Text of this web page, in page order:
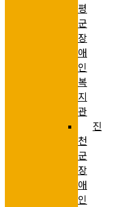
평
군
장
애
인
복
지
관
진
천
군
장
애
인